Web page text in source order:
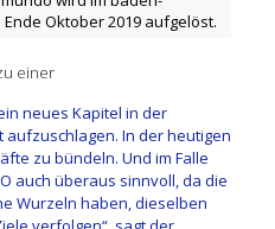
Oktober 2019 aufgelöst.
einer
neues Kapitel in der
In der heutigen
zu bündeln. Und im Falle
auch überaus sinnvoll, da die
Wurzeln haben, dieselben